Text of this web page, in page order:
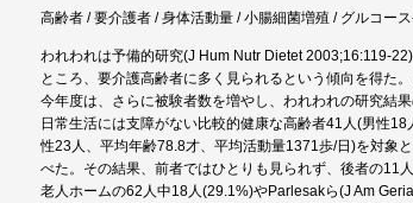
高齢者 / 要介護者 / 身体活動量 / 小腸細菌増殖 / グルコー
われわれは予備的研究(J Hum Nutr Dietet 2003;16:119-
ところ、要介護高齢者に多く見られるという傾向を得た
今年度は、さらに被験者数を増やし、われわれの研究結果
日常生活には支障がない比較的健康な高齢者41人(男性
性23人、平均年齢78.8才、平均活動量1371歩/日)を対象
べた。その結果、前者ではひとりも見られず、後者の11
老人ホームの62人中18人(29.1%)やParlesakら(J Am